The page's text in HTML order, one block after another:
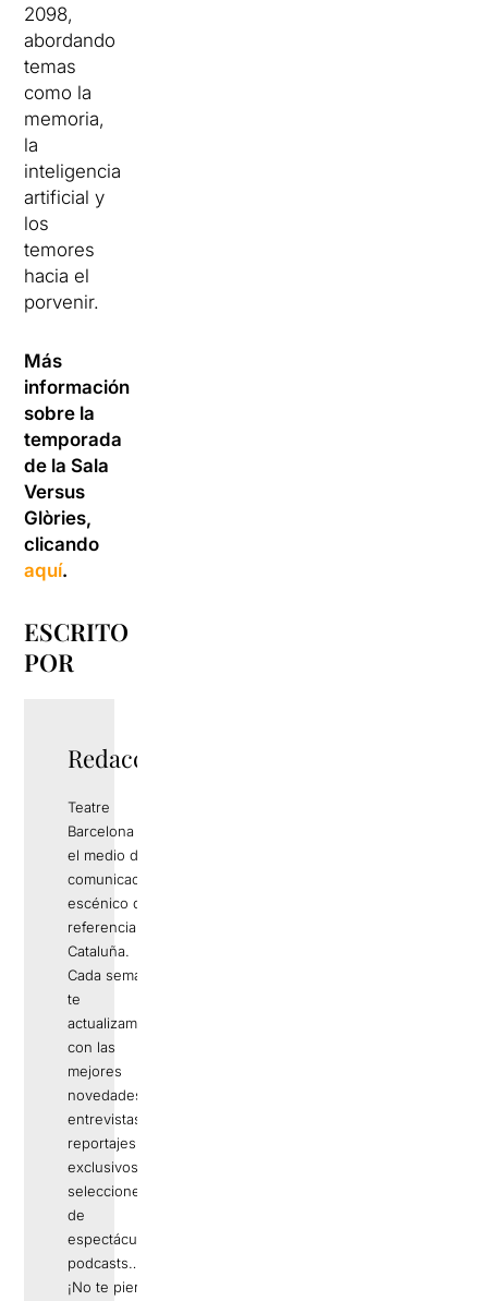
2098,
abordando
temas
como la
memoria,
la
inteligencia
artificial y
los
temores
hacia el
porvenir.
Más
información
sobre la
temporada
de la Sala
Versus
Glòries,
clicando
aquí.
ESCRITO
POR
Redacció
Teatre
Barcelona es
el medio de
comunicación
escénico de
referencia en
Cataluña.
Cada semana
te
actualizamos
con las
mejores
novedades,
entrevistas,
reportajes
exclusivos,
selecciones
de
espectáculos,
podcasts…
¡No te pierdas